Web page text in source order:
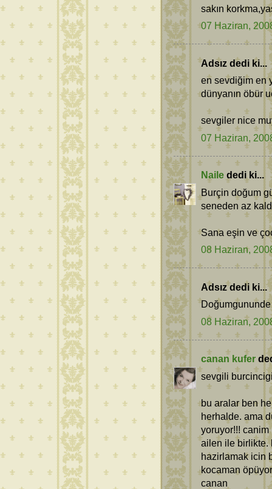
sakın
07 Haziran,
Adsız dedi ki...
en sevdiğim en
dünyanın öbür
sevgiler nice
07 Haziran,
Naile dedi ki...
Burçin doğum
seneden az
Sana eşin ve
08 Haziran,
Adsız dedi ki...
08 Haziran,
canan kufer
sevgili
bu aralar ben
herhalde. ama
yoruyor!!!
ailen ile birlikte.
hazirlamak icin
kocaman
canan